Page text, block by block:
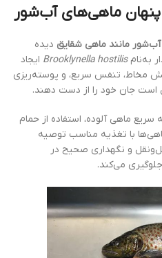
ماهی‌های آب‌شور
مانند ماهی شقایق دیده
به‌نامBrooklynella hostilis ایجاد
مخاط، تنفس سریع، و پوسته‌ریزی
است جان خود را از دست دهند.
سریع ماهی آلوده، استفاده از حمام
با تغذیه مناسب توصیه
و نگهداری صحیح در
می‌کند.